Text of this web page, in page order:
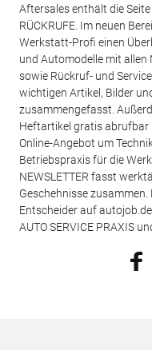
Aftersales enthält die
RÜCKRUFE. Im neuen
Werkstatt-Profi einen
und Automodelle mit allen
sowie Rückruf- und
wichtigen Artikel, Bilder
zusammengefasst.
Heftartikel gratis abrufbar
Online-Angebot um
Betriebspraxis für die
NEWSLETTER fasst
Geschehnisse
Entscheider auf
AUTO SERVICE PRAXIS